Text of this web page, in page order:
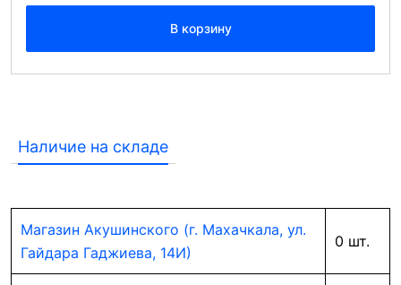
В корзину
Наличие на складе
Магазин Акушинского (г. Махачкала, ул.
Гайдара Гаджиева, 14И)
0 шт.